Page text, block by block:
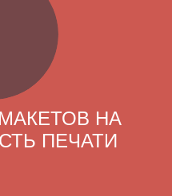
НА
ПЕЧАТИ